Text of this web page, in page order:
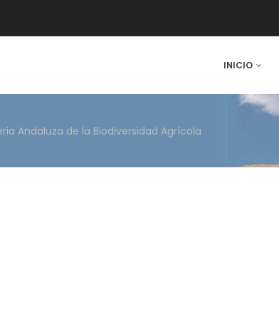
INICIO
Andaluza de la Biodiversidad Agrícola